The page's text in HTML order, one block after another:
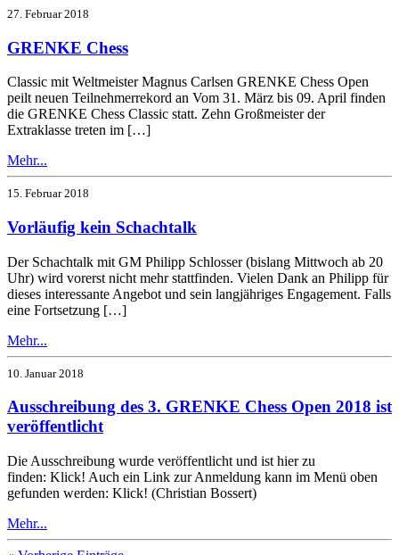
27. Februar 2018
GRENKE Chess
Classic mit Weltmeister Magnus Carlsen GRENKE Chess Open
peilt neuen Teilnehmerrekord an Vom 31. März bis 09. April finden
die GRENKE Chess Classic statt. Zehn Großmeister der
Extraklasse treten im […]
Mehr...
15. Februar 2018
Vorläufig kein Schachtalk
Der Schachtalk mit GM Philipp Schlosser (bislang Mittwoch ab 20
Uhr) wird vorerst nicht mehr stattfinden. Vielen Dank an Philipp für
dieses interessante Angebot und sein langjähriges Engagement. Falls
eine Fortsetzung […]
Mehr...
10. Januar 2018
Ausschreibung des 3. GRENKE Chess Open 2018 ist
veröffentlicht
Die Ausschreibung wurde veröffentlicht und ist hier zu
finden: Klick! Auch ein Link zur Anmeldung kann im Menü oben
gefunden werden: Klick! (Christian Bossert)
Mehr...